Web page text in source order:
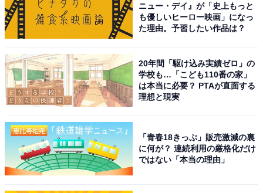
ニュー・デイ』が「史上もっと
も優しいヒーロー映画」になっ
た理由。予習したい作品は？
20年間「駆け込み実績ゼロ」の
学校も…「こども110番の家」
は本当に必要？ PTAが直面する
理想と現実
「青春18きっぷ」販売激減の裏
に何が？ 連続利用の厳格化だけ
ではない「本当の理由」